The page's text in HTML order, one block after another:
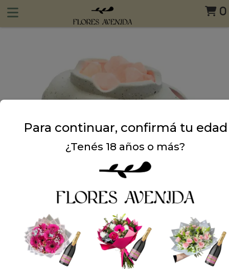
0
Dejá tu opinión
Para continuar, confirmá tu edad
¿Tenés 18 años o más?